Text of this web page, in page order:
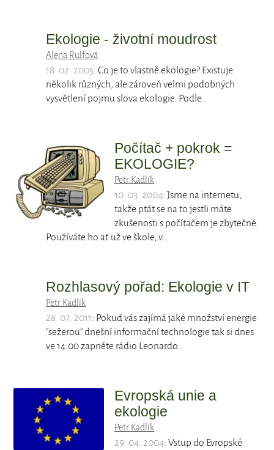
Ekologie - životní moudrost
Alena Rulfová
18. 02. 2005: Co je to vlastně ekologie? Existuje
několik různých, ale zároveň velmi podobných
vysvětlení pojmu slova ekologie. Podle…
Počítač + pokrok =
EKOLOGIE?
Petr Kadlík
10. 03. 2004: Jsme na internetu,
takže ptát se na to jestli máte
zkušenosti s počítačem je zbytečné.
Používáte ho ať už ve škole, v…
Rozhlasový pořad: Ekologie v IT
Petr Kadlík
28. 07. 2011: Pokud vás zajímá jaké množství energie
"sežerou" dnešní informační technologie tak si dnes
ve 14:00 zapněte rádio Leonardo…
Evropská unie a
ekologie
Petr Kadlík
29. 04. 2004: Vstup do Evropské